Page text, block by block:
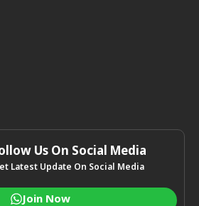
Us On Social Media
Latest Update On Social Media
Join Now